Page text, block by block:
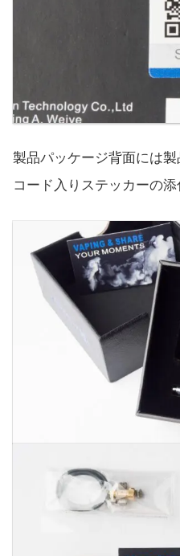
製品パッケージ背面には
コード入りステッカーの添